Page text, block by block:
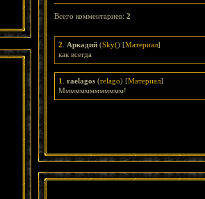
Всего комментариев: 2
2 Аркадий (Sky() [Материал]
как всегда
1 raelagos (relago) [Материал]
Ммммммммммммм!